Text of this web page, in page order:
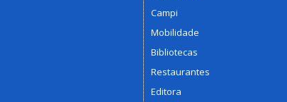
Campi
Mobilidade
Bibliotecas
Restaurantes
Editora